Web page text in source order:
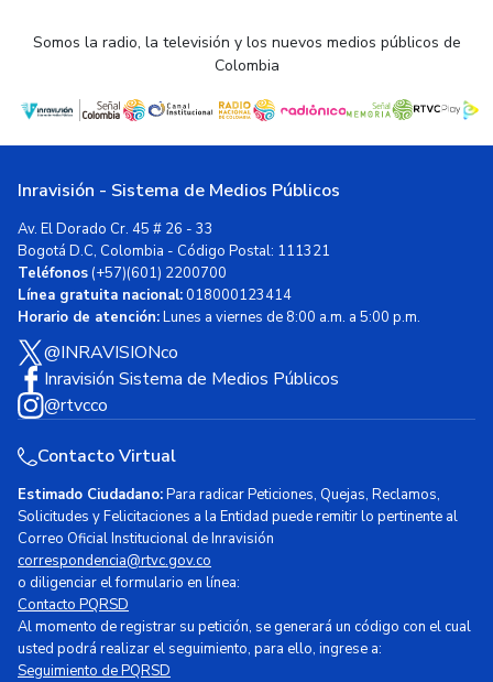
Somos la radio, la televisión y los nuevos medios públicos de
Colombia
Inravisión - Sistema de Medios Públicos
Av. El Dorado Cr. 45 # 26 - 33
Bogotá D.C, Colombia - Código Postal: 111321
Teléfonos(+57)(601) 2200700
Línea gratuita nacional:018000123414
Horario de atención:Lunes a viernes de 8:00 a.m. a 5:00 p.m.
@INRAVISIONco
Inravisión Sistema de Medios Públicos
@rtvcco
Contacto Virtual
Estimado Ciudadano:Para radicar Peticiones, Quejas, Reclamos,
Solicitudes y Felicitaciones a la Entidad puede remitir lo pertinente al
Correo Oficial Institucional de Inravisión
correspondencia@rtvc.gov.co
o diligenciar el formulario en línea:
Contacto PQRSD
Al momento de registrar su petición, se generará un código con el cual
usted podrá realizar el seguimiento, para ello, ingrese a:
Seguimiento de PQRSD